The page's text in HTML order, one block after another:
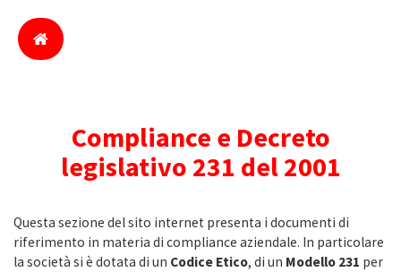
Compliance e Decreto
legislativo 231 del 2001
Questa sezione del sito internet presenta i documenti di
riferimento in materia di compliance aziendale. In particolare
la società si è dotata di un Codice Etico, di un Modello 231 per